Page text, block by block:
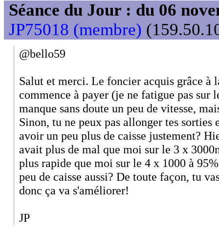
Séance du Jour : du 06
JP75018 (membre)
@bello59
Salut et merci. Le foncier acquis grâce à
commence à payer (je ne fatigue pas sur
manque sans doute un peu de vitesse,
Sinon, tu ne peux pas allonger tes sorties
avoir un peu plus de caisse justement?
avait plus de mal que moi sur le 3 x
plus rapide que moi sur le 4 x 1000 à
peu de caisse aussi? De toute façon, tu
donc ça va s'améliorer!
JP